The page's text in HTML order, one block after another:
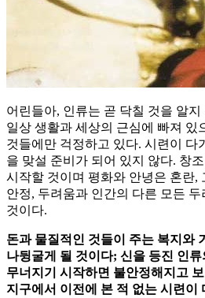
어린들아, 인류는 곧 닥칠 것을 알지
일상 생활과 세상의 근심에 빠져 있
것들에만 걱정하고 있다. 시련이 다
을 맞설 준비가 되어 있지 않다. 창
시작할 것이며 평화와 안녕은 혼란,
안정, 두려움과 인간의 다른 모든
것이다.
돈과 물질적인 것들이 주는 복지와
나뒹굴게 될 것이다; 신을 등진 인류
무너지기 시작하면 불안정해지고
지구에서 이전에 본 적 없는 시련이